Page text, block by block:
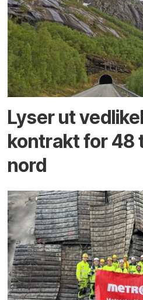
Lyser ut
kontrakt for 48
nord